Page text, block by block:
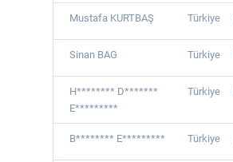
Mustafa KURTBAŞ Türkiye
Sinan BAG Türkiye
H******** D*******
E*********
Türkiye
B******** E********* Türkiye